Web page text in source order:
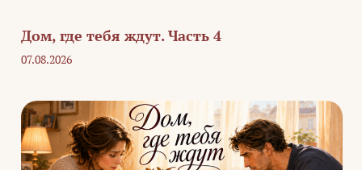
Дом, где тебя ждут. Часть 4
07.08.2026